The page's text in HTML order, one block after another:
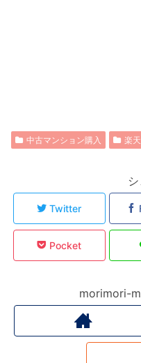
中古マンション購入 楽
Twitter
Pocket
morimori-